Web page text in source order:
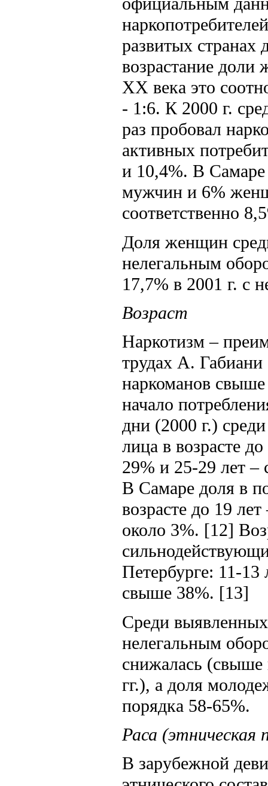
развитых странах
возрастание доли
ХХ века это
- 1:6. К 2000 г.
раз пробовал
активных
и 10,4%. В Самаре
мужчин и 6%
соответственно
Доля женщин
нелегальным
17,7% в 2001 г. с
Возраст
Наркотизм –
трудах А. Габиани
наркоманов
начало
дни (2000 г.)
лица в возрасте
29% и 25-29 лет –
В Самаре доля в
возрасте до 19
около 3%. [12]
Петербурге: 11-13
свыше 38%. [13]
Среди
нелегальным
снижалась (свыше
гг.), а доля
порядка 58-65%.
Раса
В зарубежной